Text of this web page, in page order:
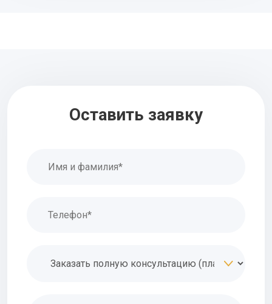
Оставить заявку